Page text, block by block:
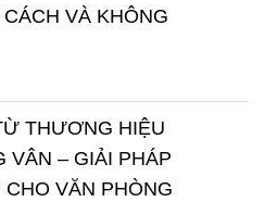
VÀ KHÔNG
THƯƠNG HIỆU
VÂN – GIẢI PHÁP
VĂN PHÒNG